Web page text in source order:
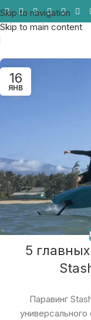
Skip to navigation
Skip to main content
16
ЯНВ
5
Паравинг